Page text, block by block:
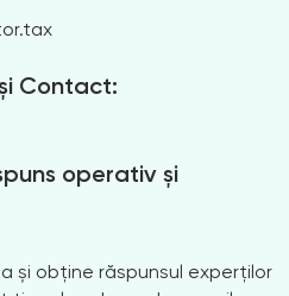
Contact:
operativ și
și obține răspunsul experților